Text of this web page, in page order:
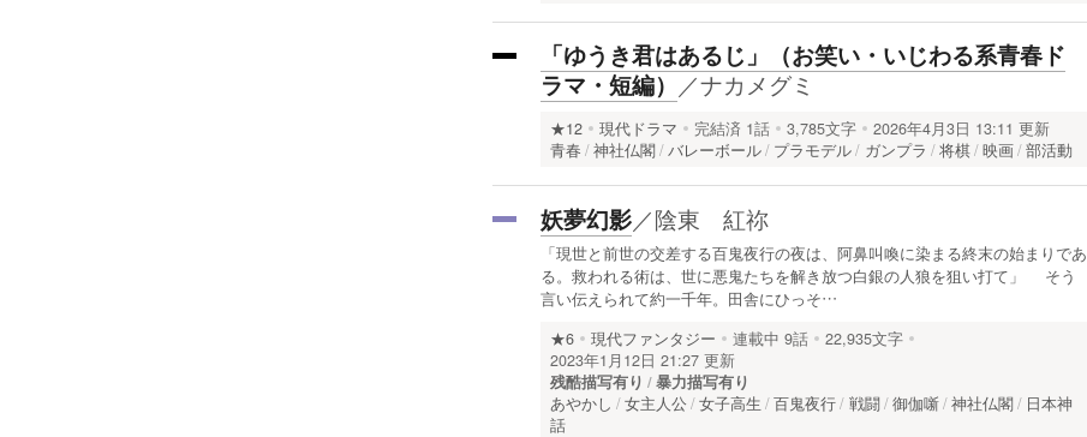
「ゆうき君はあるじ」（お笑い・いじわる系青春ド
ラマ・短編） ／ナカメグミ
★12 現代ドラマ 完結済 1話 3,785文字
2026年4月3日 13:11 更新
青春
神社仏閣 バレーボール プラモデル ガンプラ 将棋 映画 部活動
妖夢幻影／陰東 紅祢
「現世と前世の交差する百鬼夜行の夜は、阿鼻叫喚に染まる終末の始まりであ
る。救われる術は、世に悪鬼たちを解き放つ白銀の人狼を狙い打て」 そう
言い伝えられて約一千年。田舎にひっそ…
★6 現代ファンタジー 連載中 9話
22,935文字
2023年1月12日 21:27 更新
残酷描写有り
暴力描写有り
あやかし
女主人公 女子高生 百鬼夜行 戦闘 御伽噺 神社仏閣
日本神
話